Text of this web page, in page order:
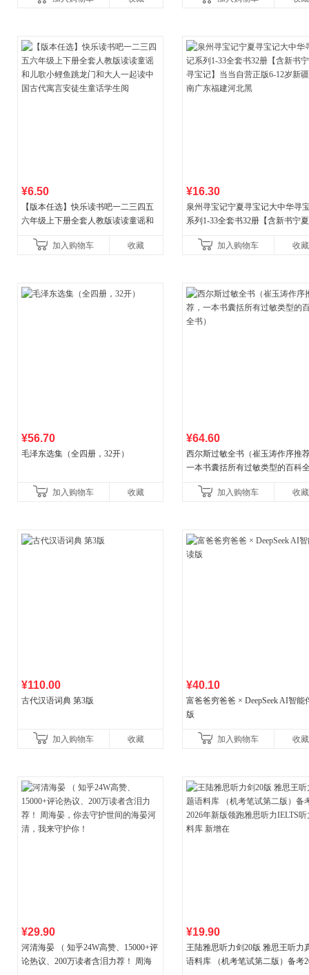
¥6.50
【版本任选】快乐读书吧一二三四五
六年级上下册全套人教版读读童谣和
古代寓言安徒生童话学生阅
加入购物车 收藏
¥16.30
泉州寻宝记宁夏寻宝记大中华寻
系列1-33全套书32册【含新书宁
广东福建河北黑
加入购物车 收藏
¥56.70
毛泽东选集（全四册，32开）
加入购物车 收藏
¥64.60
西尔斯过敏全书（崔玉涛作序推
一本书囊括所有过敏类型的百科
加入购物车
收藏
¥110.00
古代汉语词典 第3版
加入购物车 收藏
¥40.10
富爸爸穷爸爸 × DeepSeek AI智能
版
加入购物车 收藏
¥29.90
河清海晏 （ 知乎24W高赞、15000+评
论热议、200万读者含泪力荐！ 周海
¥19.90
王陆雅思听力剑20版 雅思王听力
语料库 （机考笔试第二版）备考